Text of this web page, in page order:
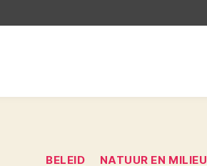
BELEID NATUUR EN MILIEU